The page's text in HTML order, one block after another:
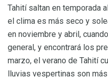
Tahití saltan en temporada
el clima es más seco y
en noviembre y abril,
general, y encontrará los
marzo, el verano de Tahití
lluvias vespertinas son